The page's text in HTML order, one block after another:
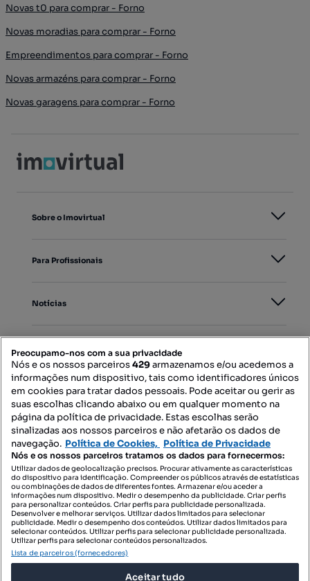
Novas t0 para comprar - Forno
Novas moradias para comprar - Forno
Empreendimentos para comprar - Forno
Novas armazéns para comprar - Forno
Novas garagens para comprar - Forno
Sobre o Imovirtual
Para Profissionais
Notícias
Mapa do Site
Contacte-nos
SIGA-NOS:
DESCARREGAR NA:
Preocupamo-nos com a sua privacidade
Nós e os nossos parceiros429armazenamos e/ou acedemos a
informações num dispositivo, tais como identificadores únicos
em cookies para tratar dados pessoais. Pode aceitar ou gerir as
suas escolhas clicando abaixo ou em qualquer momento na
página da política de privacidade. Estas escolhas serão
sinalizadas aos nossos parceiros e não afetarão os dados de
navegação. Política de Cookies, Política de Privacidade
Nós e os nossos parceiros tratamos os dados para fornecermos:
Utilizar dados de geolocalização precisos. Procurar ativamente as características
do dispositivo para identificação. Compreender os públicos através de estatísticas
ou combinações de dados de diferentes fontes. Armazenar e/ou aceder a
informações num dispositivo. Medir o desempenho da publicidade. Criar perfis
para personalizar conteúdos. Criar perfis para publicidade personalizada.
Desenvolver e melhorar serviços. Utilizar dados limitados para selecionar
publicidade. Medir o desempenho dos conteúdos. Utilizar dados limitados para
selecionar conteúdos. Utilizar perfis para selecionar publicidade personalizada.
Utilizar perfis para selecionar conteúdos personalizados.
Lista de parceiros (fornecedores)
Aceitar tudo